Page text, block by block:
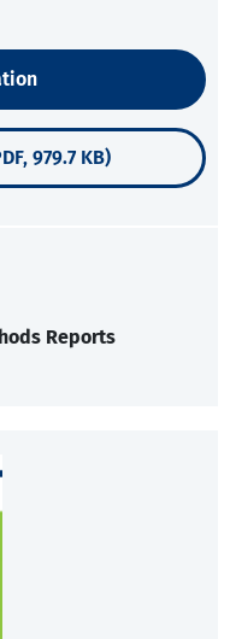
979.7 KB)
Reports